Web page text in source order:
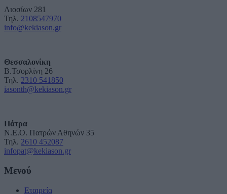
Λιοσίων 281
Τηλ. 2108547970
info@kekiason.gr
Θεσσαλονίκη
Β.Τσορλίνη 26
Τηλ. 2310 541850
iasonth@kekiason.gr
Πάτρα
Ν.Ε.Ο. Πατρών Αθηνών 35
Τηλ. 2610 452087
infopat@kekiason.gr
Μενού
Εταιρεία